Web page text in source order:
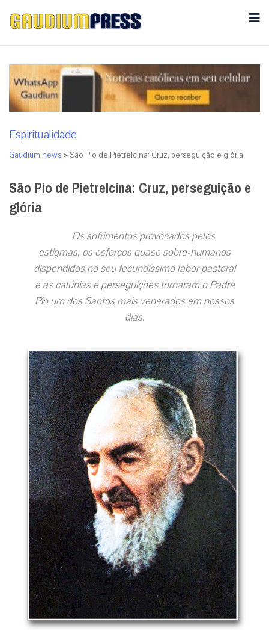
Espiritualidade
Gaudium news >São Pio de Pietrelcina: Cruz, perseguição e glória
São Pio de Pietrelcina: Cruz, perseguição e
glória
Os sofrimentos provocados pelos
estigmas, os esforços quase sobre-humanos
dispendidos no seu fecundíssimo labor pastoral
e as calúnias e perseguições tornaram o Padre
Pio um dos Santos mais venerados em nossos
dias.